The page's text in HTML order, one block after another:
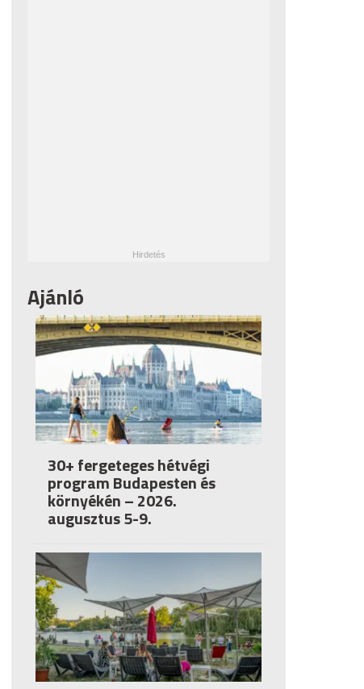
Ajánló
30+ fergeteges hétvégi
program Budapesten és
környékén – 2026.
augusztus 5-9.